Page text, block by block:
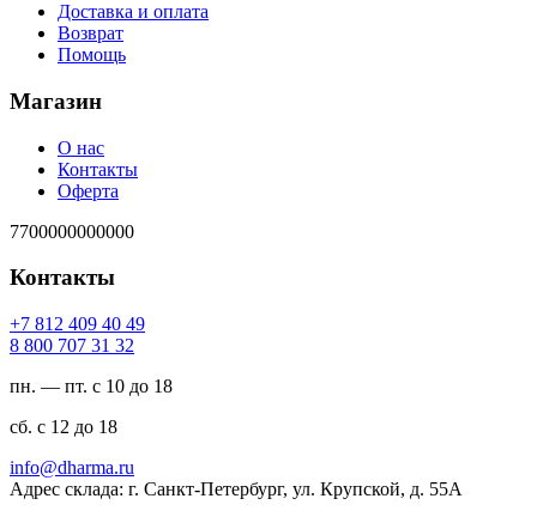
Доставка и оплата
Возврат
Помощь
Магазин
О нас
Контакты
Оферта
7700000000000
Контакты
94 04 904 218 7+
23 13 707 008 8
пн. — пт. с 10 до 18
сб. с 12 до 18
ur.amrahd@ofni
Адрес склада: г. Санкт-Петербург, ул. Крупской, д. 55А